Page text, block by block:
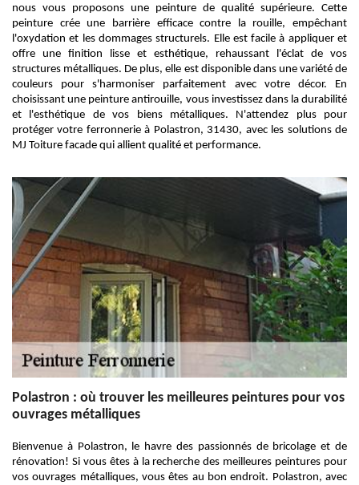
nous vous proposons une peinture de qualité supérieure. Cette
peinture crée une barrière efficace contre la rouille, empêchant
l'oxydation et les dommages structurels. Elle est facile à appliquer et
offre une finition lisse et esthétique, rehaussant l'éclat de vos
structures métalliques. De plus, elle est disponible dans une variété de
couleurs pour s'harmoniser parfaitement avec votre décor. En
choisissant une peinture antirouille, vous investissez dans la durabilité
et l'esthétique de vos biens métalliques. N'attendez plus pour
protéger votre ferronnerie à Polastron, 31430, avec les solutions de
MJ Toiture facade qui allient qualité et performance.
Polastron : où trouver les meilleures peintures pour vos
ouvrages métalliques
Bienvenue à Polastron, le havre des passionnés de bricolage et de
rénovation! Si vous êtes à la recherche des meilleures peintures pour
vos ouvrages métalliques, vous êtes au bon endroit. Polastron, avec